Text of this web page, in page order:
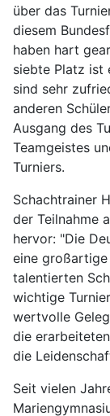
über das
diesem
haben hart
siebte Platz ist
sind sehr
anderen
Ausgang des
Teamgeistes
Turniers.
Schachtrainer
der Teilnahme
hervor: "Die
eine
talentierten
wichtige
wertvolle
die
die
Seit vielen